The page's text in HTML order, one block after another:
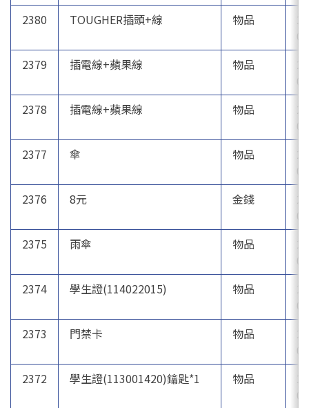
2380
TOUGHER插頭+線 物品
2379
插電線+蘋果線 物品
2378
插電線+蘋果線 物品
2377
傘 物品
2376
8元 金錢
2375
雨傘 物品
2374
學生證(114022015) 物品
2373
門禁卡 物品
2372
學生證(113001420)鑰匙*1 物品